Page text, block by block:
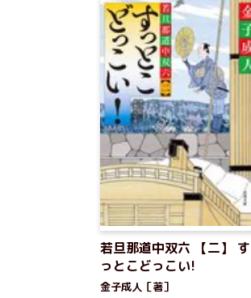
若旦那道中双六 【二】 す
っとこどっこい!
金子成人［著］